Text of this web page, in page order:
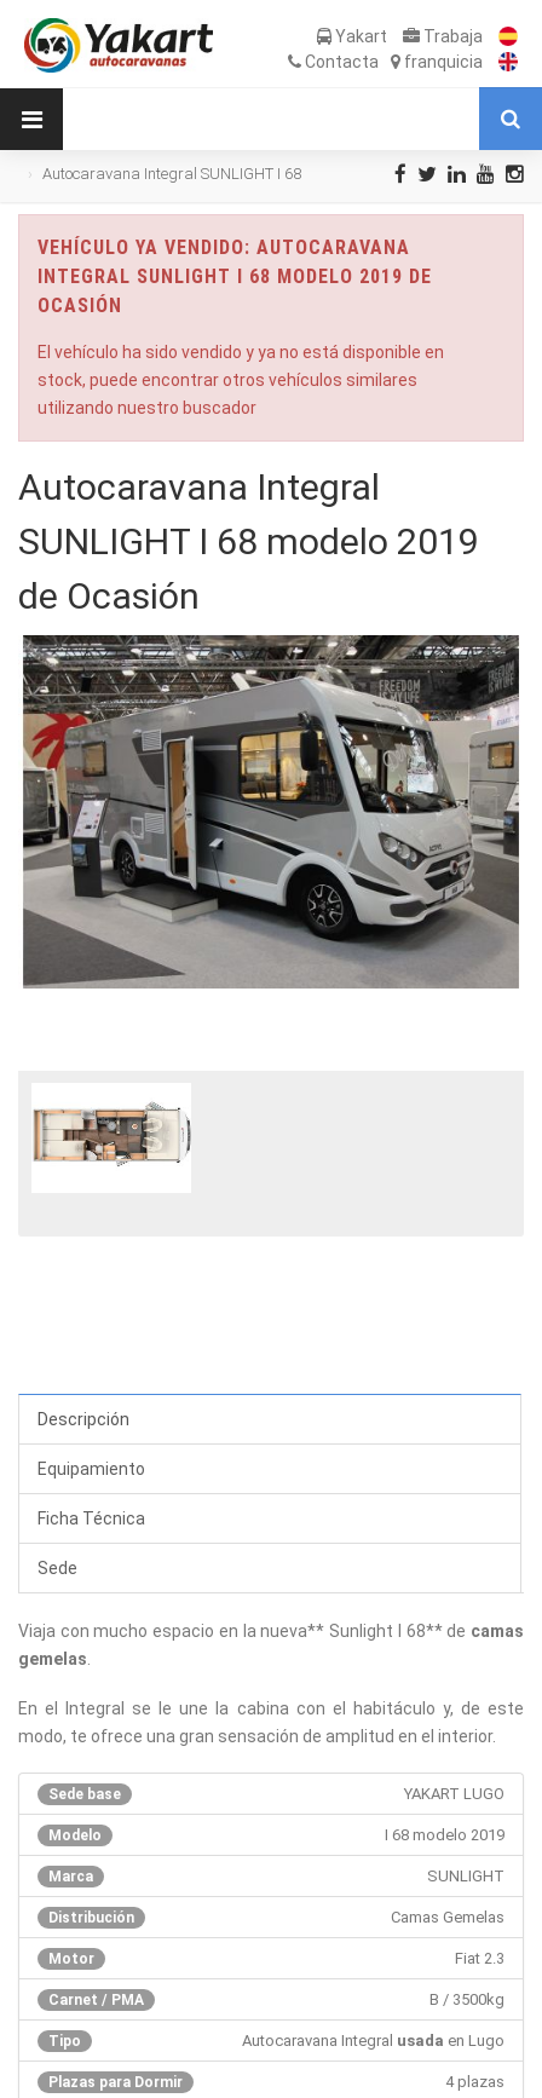
Yakart
Trabaja
Contacta
franquicia
Autocaravana Integral SUNLIGHT I 68
VEHÍCULO YA VENDIDO: AUTOCARAVANA
INTEGRAL SUNLIGHT I 68 MODELO 2019 DE
OCASIÓN
El vehículo ha sido vendido y ya no está disponible en
stock, puede encontrar otros vehículos similares
utilizando nuestro buscador
Autocaravana Integral
SUNLIGHT I 68 modelo 2019
de Ocasión
Descripción
Equipamiento
Ficha Técnica
Sede
Viaja con mucho espacio en la nueva** Sunlight I 68** de camas
gemelas
En el Integral se le une la cabina con el habitáculo y, de este
modo, te ofrece una gran sensación de amplitud en el interior.
Sede base YAKART LUGO
Modelo I 68 modelo 2019
Marca SUNLIGHT
Distribución Camas Gemelas
Motor Fiat 2.3
Carnet / PMA B / 3500kg
Tipo Autocaravana Integral usada en Lugo
Plazas para Dormir 4 plazas